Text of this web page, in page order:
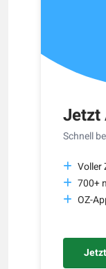
Jetzt
Schnell
Voller
700+
OZ-